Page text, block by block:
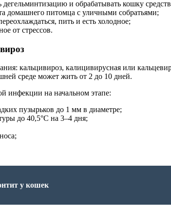
дегельминтизацию и обрабатывать кошку
домашнего питомца с уличными собратьями;
пить и есть холодное;
от стрессов.
кальцивироз, калицивирусная или
среде может жить от 2 до 10 дней.
инфекции на начальном этапе:
пузырьков до 1 мм в диаметре;
до 40,5°С на 3–4 дня;
у кошек